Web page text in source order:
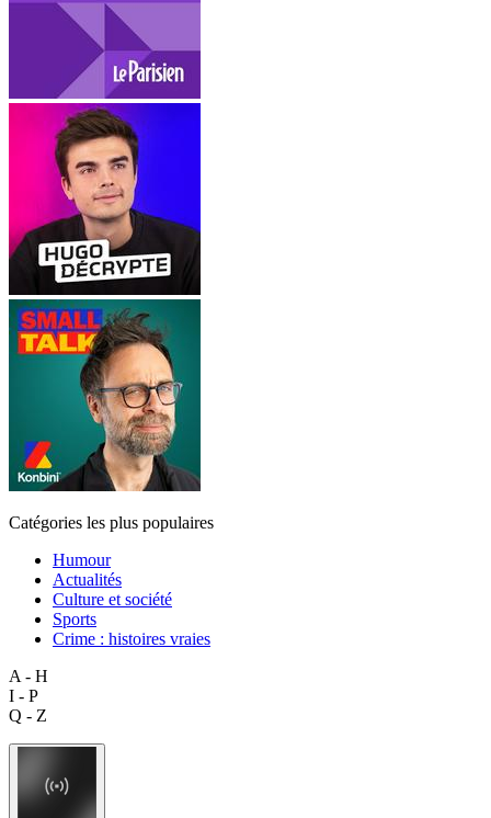
Catégories les plus populaires
Humour
Actualités
Culture et société
Sports
Crime : histoires vraies
A - H
I - P
Q - Z